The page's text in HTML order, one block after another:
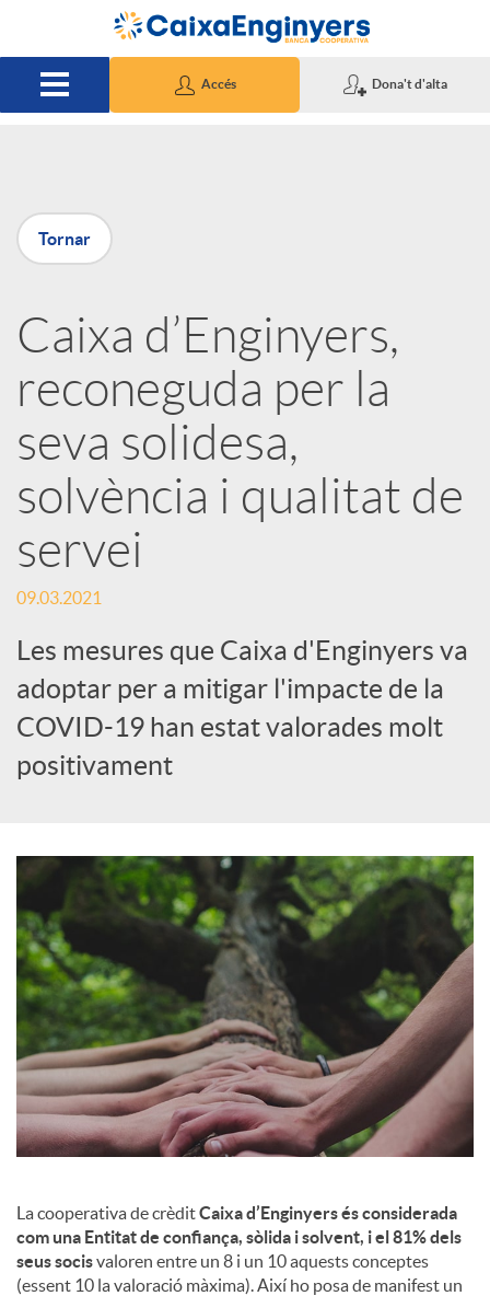
Salta al contingut principal
Accés Dona't d'alta
P
u
b
l
i
c
d
o
d
e
c
o
t
Tornar
Caixa d’Enginyers,
reconeguda per la
seva solidesa,
solvència i qualitat de
servei
09.03.2021
Les mesures que Caixa d'Enginyers va
adoptar per a mitigar l'impacte de la
COVID-19 han estat valorades molt
positivament
La cooperativa de crèditCaixa d’Enginyers és considerada
com una Entitat de confiança, sòlida i solvent, i el 81% dels
seus socisvaloren entre un 8 i un 10 aquests conceptes
(essent 10 la valoració màxima). Així ho posa de manifest un